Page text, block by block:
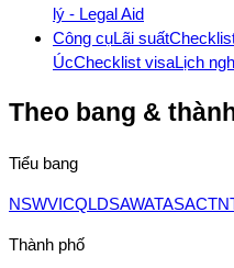
lý - Legal Aid
Công cụLãi suất
ÚcChecklist visaLịch
Theo bang &
Tiểu bang
NSWVICQLDSAWATASACT
Thành phố